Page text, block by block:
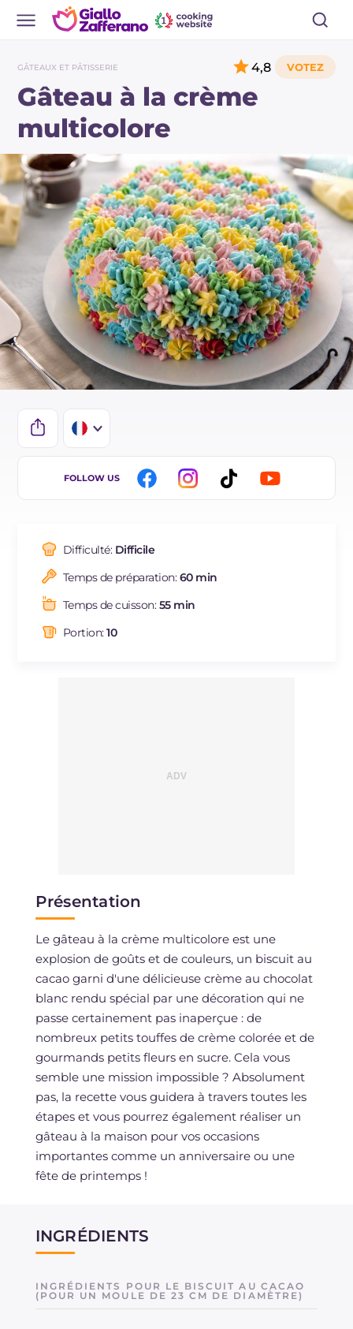
GÂTEAUX ET PÂTISSERIE
Gâteau à la crème
multicolore
4,8
IT
ES
FOLLOW US
Difficulté: Difficile
Temps de préparation:60 min
Temps de cuisson:55 min
Portion:10
Présentation
Le gâteau à la crème multicolore est une
explosion de goûts et de couleurs, un biscuit au
cacao garni d'une délicieuse crème au chocolat
blanc rendu spécial par une décoration qui ne
passe certainement pas inaperçue : de
nombreux petits touffes de crème colorée et de
gourmands petits fleurs en sucre. Cela vous
semble une mission impossible ? Absolument
pas, la recette vous guidera à travers toutes les
étapes et vous pourrez également réaliser un
gâteau à la maison pour vos occasions
importantes comme un anniversaire ou une
fête de printemps !
INGRÉDIENTS
INGRÉDIENTS POUR LE BISCUIT AU CACAO
(POUR UN MOULE DE 23 CM DE DIAMÈTRE)